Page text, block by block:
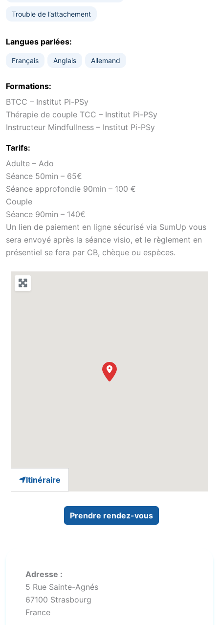
Trouble de l’attachement
Langues parlées:
Français Anglais Allemand
Formations:
BTCC – Institut Pi-PSy
Thérapie de couple TCC – Institut Pi-PSy
Instructeur Mindfullness – Institut Pi-PSy
Tarifs:
Adulte – Ado
Séance 50min – 65€
Séance approfondie 90min – 100 €
Couple
Séance 90min – 140€
Un lien de paiement en ligne sécurisé via SumUp vous
sera envoyé après la séance visio, et le règlement en
présentiel se fera par CB, chèque ou espèces.
Itinéraire
Prendre rendez-vous
Adresse :
5 Rue Sainte-Agnés
67100 Strasbourg
France